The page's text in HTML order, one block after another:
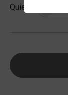
Quiero